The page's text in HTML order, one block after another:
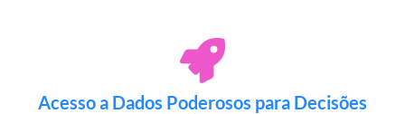
Acesso a Dados Poderosos para Decisões